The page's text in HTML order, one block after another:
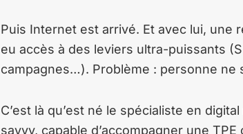
Puis Internet est arrivé. Et avec lui, une
eu accès à des leviers ultra-puissants
campagnes…). Problème : personne ne
C’est là qu’est né le spécialiste en
savvy, capable d’accompagner une